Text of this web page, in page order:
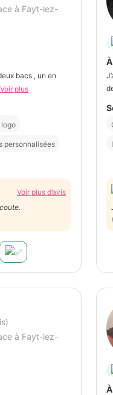
à Fayt-lez-
bacs , un en
Voir plus
personnalisées
Voir plus d’avis
à Fayt-lez-